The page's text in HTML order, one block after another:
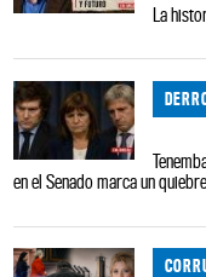
La
en el Senado marca un quiebre